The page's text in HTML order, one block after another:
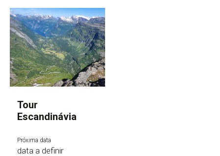
Tour
Escandinávia
Próxima data
data a definir